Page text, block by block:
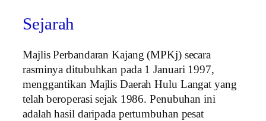
Sejarah
Majlis Perbandaran Kajang (MPKj) secara
rasminya ditubuhkan pada 1 Januari 1997,
menggantikan Majlis Daerah Hulu Langat yang
telah beroperasi sejak 1986. Penubuhan ini
adalah hasil daripada pertumbuhan pesat